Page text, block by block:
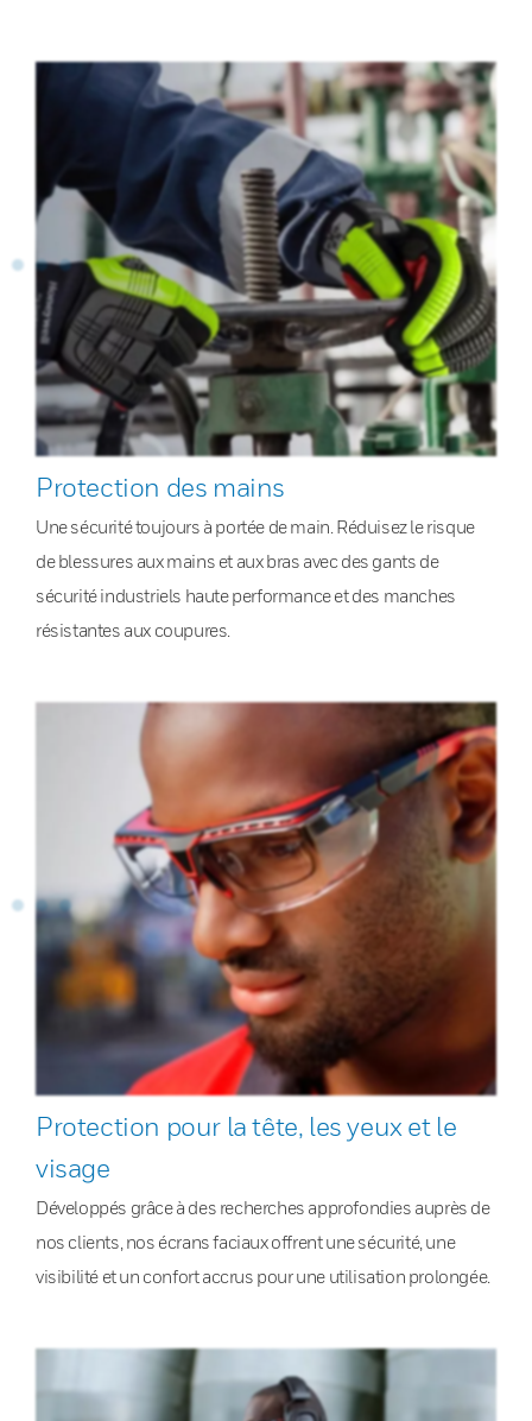
Protection des mains
Une sécurité toujours à portée de main. Réduisez le risque
de blessures aux mains et aux bras avec des gants de
sécurité industriels haute performance et des manches
résistantes aux coupures.
Protection pour la tête, les yeux et le
visage
Développés grâce à des recherches approfondies auprès de
nos clients, nos écrans faciaux offrent une sécurité, une
visibilité et un confort accrus pour une utilisation prolongée.